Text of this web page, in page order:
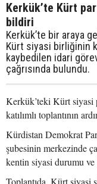
Kerkük’te Kürt
bildiri
Kerkük’te bir araya
Kürt siyasi birliğinin
kaybedilen idari
çağrısında bulundu.
Kerkük’teki Kürt siyasi
katılımlı toplantının
Kürdistan Demokrat
şubesinin merkezinde
kentin siyasi durumu
Toplantıda, Kürt siyasi